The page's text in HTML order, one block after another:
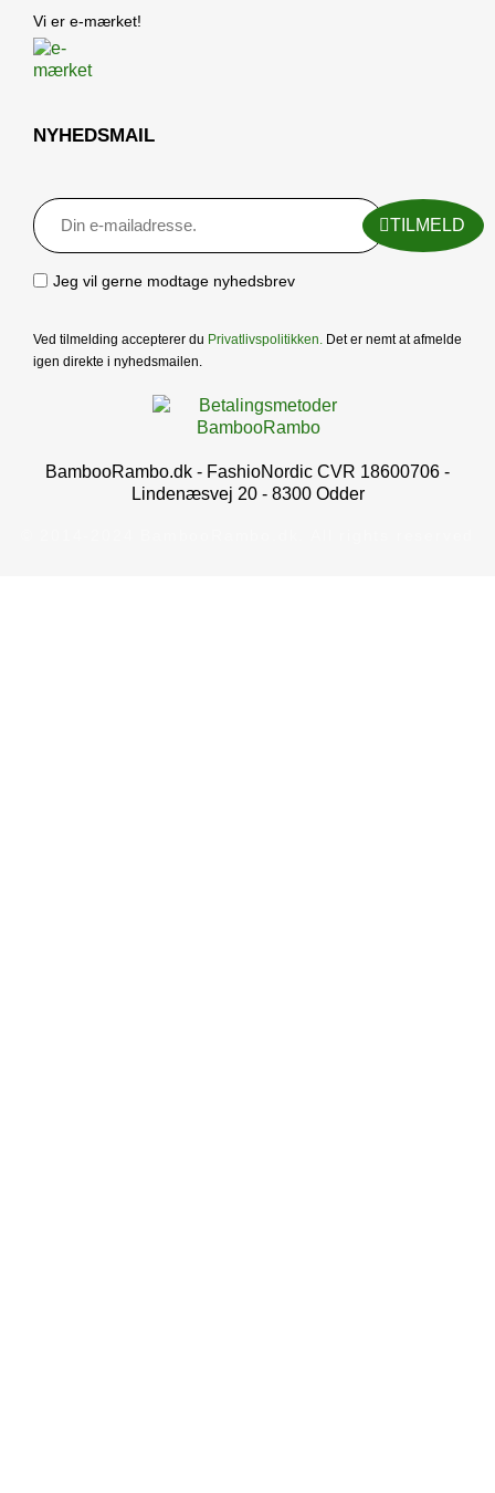
Vi er e-mærket!
NYHEDSMAIL
TILMELD
Jeg vil gerne modtage nyhedsbrev
Ved tilmelding accepterer du Privatlivspolitikken. Det er nemt at afmelde
igen direkte i nyhedsmailen.
BambooRambo.dk - FashioNordic CVR 18600706 -
Lindenæsvej 20 - 8300 Odder